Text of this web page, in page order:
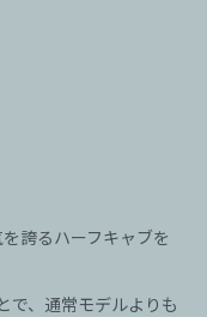
誇るハーフキャブを
で、通常モデルよりも